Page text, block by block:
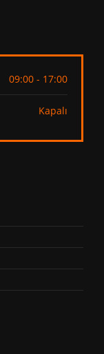
09:00 - 17:00
Kapalı